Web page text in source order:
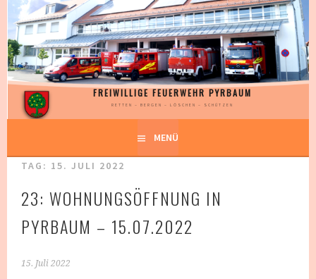
Springe
zum
Inhalt
FREIWILLIGE FEUERWEHR PYRBAUM
RETTEN – BERGEN – LÖSCHEN – SCHÜTZEN
MENÜ
TAG: 15. JULI 2022
23: WOHNUNGSÖFFNUNG IN
PYRBAUM – 15.07.2022
15. Juli 2022